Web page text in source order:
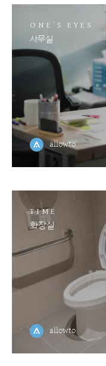
ONE'S EYES
사무실
allowto
TIME
화장실
allowto